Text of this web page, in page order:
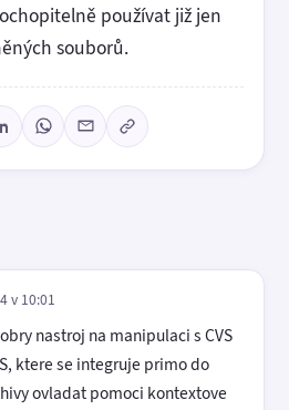
používat již jen
souborů.
v 10:01
nastroj na manipulaci s CVS
ktere se integruje primo do
ovladat pomoci kontextove